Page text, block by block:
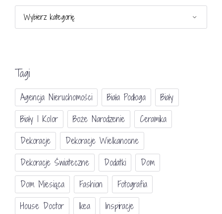
Tagi
Agencja Nieruchomości Biała Podłoga
Biały
Biały I Kolor
Boże Narodzenie
Ceramika
Dekoracje
Dekoracje Wielkanocne
Dekoracje Świateczne
Dodatki
Dom
Dom Miesiąca
Fashion
Fotografia
House Doctor
Ikea
Inspiracje